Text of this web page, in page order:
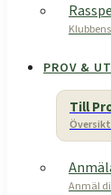
PROV &
Till
Anmäl